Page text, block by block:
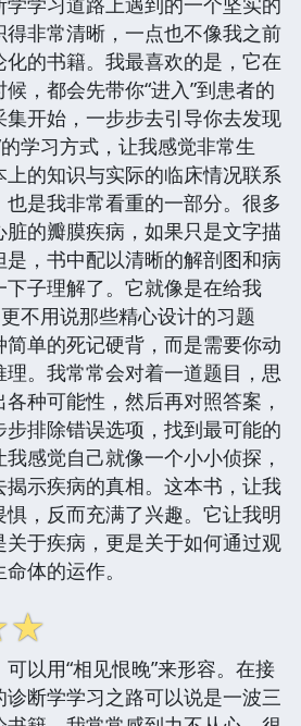
非常清晰，一点也不像我之前
的书籍。我最喜欢的是，它在
，都会先带你“进入”到患者的
开始，一步步去引导你去发现
学习方式，让我感觉非常生
的知识与实际的临床情况联系
是我非常看重的一部分。很多
的瓣膜疾病，如果只是文字描
，书中配以清晰的解剖图和病
子理解了。它就像是在给我
不用说那些精心设计的习题
单的死记硬背，而是需要你动
。我常常会对着一道题目，思
种可能性，然后再对照答案，
排除错误选项，找到最可能的
感觉自己就像一个小小侦探，
示疾病的真相。这本书，让我
，反而充满了兴趣。它让我明
于疾病，更是关于如何通过观
体的运作。
☆
以用“相见恨晚”来形容。在接
断学学习之路可以说是一波三